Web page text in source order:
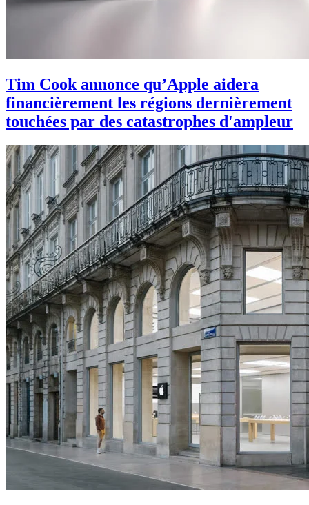
Tim Cook annonce qu’Apple aidera
financièrement les régions dernièrement
touchées par des catastrophes d'ampleur